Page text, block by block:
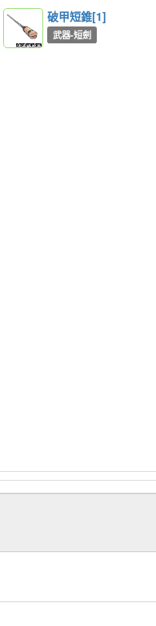
破甲短錐[1]
武器-短劍